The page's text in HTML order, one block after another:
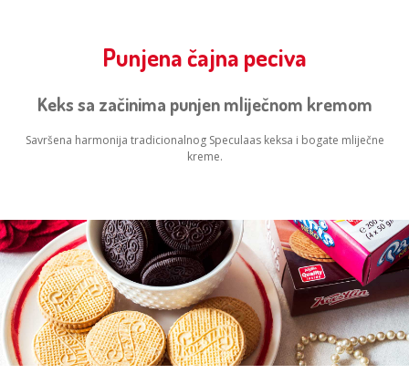
Punjena čajna peciva
Keks sa začinima punjen mliječnom kremom
Savršena harmonija tradicionalnog Speculaas keksa i bogate mliječne
kreme.